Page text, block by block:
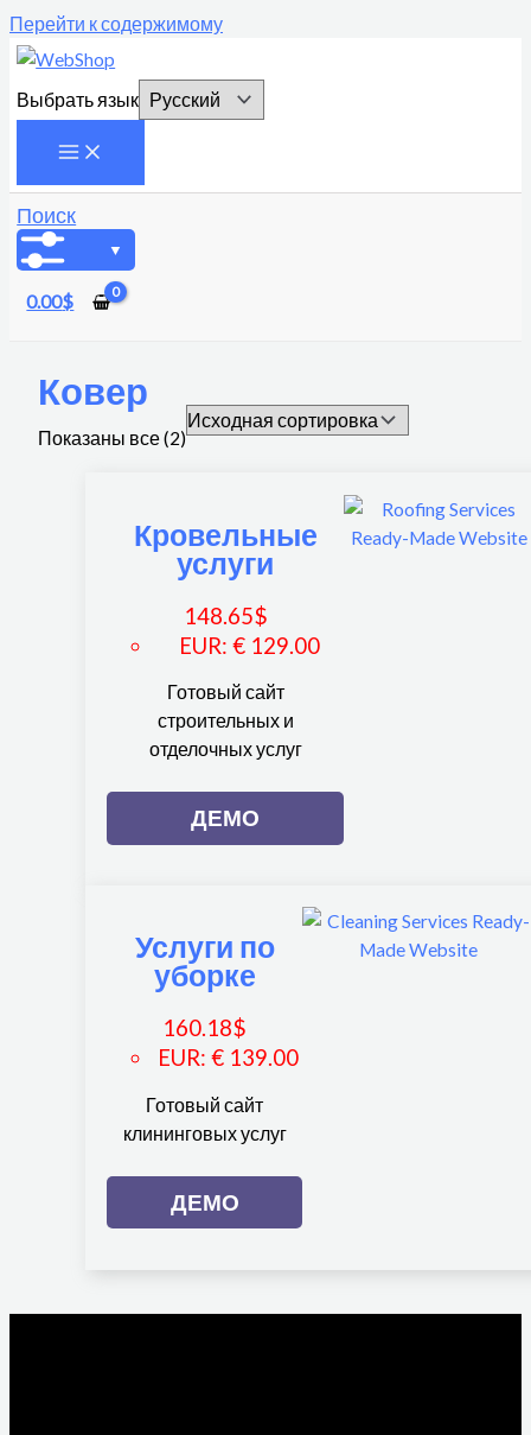
Перейти к содержимому
Выбрать язык
Поиск
0.00$
Ковер
Показаны все (2)
Кровельные
услуги
148.65$
EUR: € 129.00
Готовый сайт
строительных и
отделочных услуг
ДЕМО
Услуги по
уборке
160.18$
EUR:€ 139.00
Готовый сайт
клининговых услуг
ДЕМО